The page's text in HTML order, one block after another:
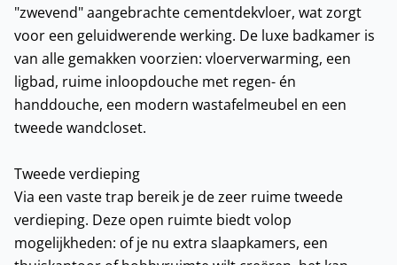
"zwevend" aangebrachte cementdekvloer, wat zorgt
voor een geluidwerende werking. De luxe badkamer is
van alle gemakken voorzien: vloerverwarming, een
ligbad, ruime inloopdouche met regen- én
handdouche, een modern wastafelmeubel en een
tweede wandcloset.
Tweede verdieping
Via een vaste trap bereik je de zeer ruime tweede
verdieping. Deze open ruimte biedt volop
mogelijkheden: of je nu extra slaapkamers, een